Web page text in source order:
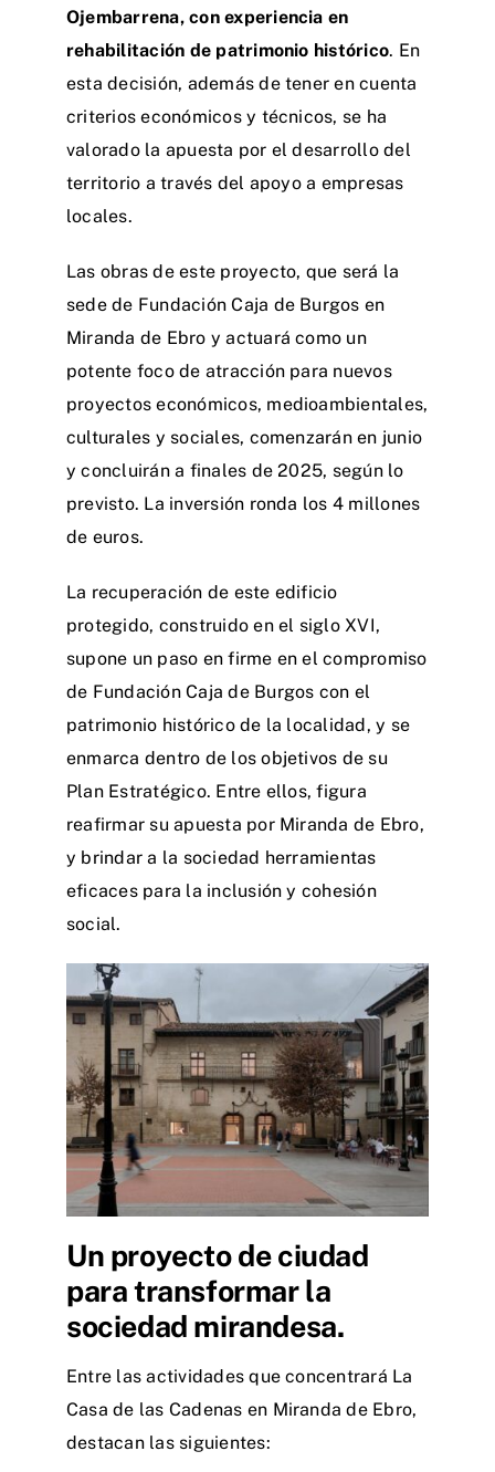
Ojembarrena, con experiencia en
rehabilitación de patrimonio histórico. En
esta decisión, además de tener en cuenta
criterios económicos y técnicos, se ha
valorado la apuesta por el desarrollo del
territorio a través del apoyo a empresas
locales.
Las obras de este proyecto, que será la
sede de Fundación Caja de Burgos en
Miranda de Ebro y actuará como un
potente foco de atracción para nuevos
proyectos económicos, medioambientales,
culturales y sociales, comenzarán en junio
y concluirán a finales de 2025, según lo
previsto. La inversión ronda los 4 millones
de euros.
La recuperación de este edificio
protegido, construido en el siglo XVI,
supone un paso en firme en el compromiso
de Fundación Caja de Burgos con el
patrimonio histórico de la localidad, y se
enmarca dentro de los objetivos de su
Plan Estratégico. Entre ellos, figura
reafirmar su apuesta por Miranda de Ebro,
y brindar a la sociedad herramientas
eficaces para la inclusión y cohesión
social.
Un proyecto de ciudad
para transformar la
sociedad mirandesa.
Entre las actividades que concentrará La
Casa de las Cadenas en Miranda de Ebro,
destacan las siguientes: